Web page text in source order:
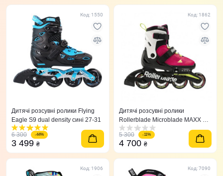
Код: 1550
Дитячі розсувні ролики Flying
Eagle S9 dual density сині 27-31
6 300 -44%
3 499 ₴
Код: 1862
Дитячі розсувні ролики
Rollerblade Microblade MAXX G
36,5-40,5
5 300
-11%
4 700 ₴
Код: 1906 Код: 7090